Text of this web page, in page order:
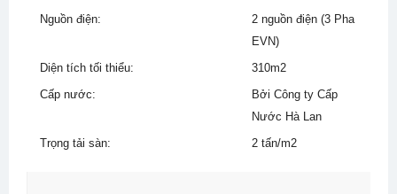
Nguồn điện:
2 nguồn điện (3 Pha
EVN)
Diện tích tối thiểu:
310m2
Cấp nước:
Bởi Công ty Cấp
Nước Hà Lan
Trọng tải sàn:
2 tấn/m2